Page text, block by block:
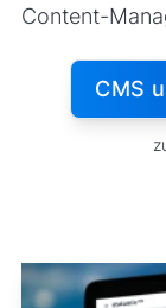
Content-
CMS